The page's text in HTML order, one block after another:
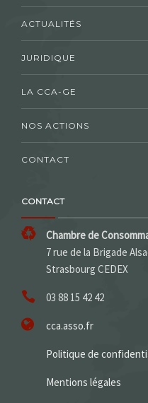
ACTUALITÉS
JURIDIQUE
LA CCA-GE
NOS ACTIONS
CONTACT
CONTACT
Chambre de
7 rue de la Brigade
Strasbourg CEDEX
03 88 15 42 42
cca.asso.fr
Politique de
Mentions légales